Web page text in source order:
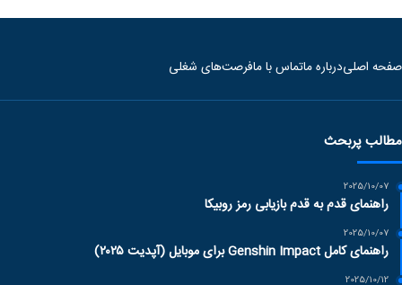
صفحه اصلیدرباره ماتماس با مافرصت‌های شغلی
مطالب پربحث
2025/10/07
راهنمای قدم به قدم بازیابی رمز روبیکا
2025/10/07
راهنمای کامل Genshin Impact برای موبایل (آپدیت ۲۰۲۵)
2025/10/12